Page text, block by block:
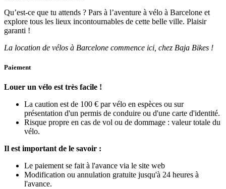
Qu’est-ce que tu attends ? Pars à l’aventure à vélo à Barcelone et
explore tous les lieux incontournables de cette belle ville. Plaisir
garanti !
La location de vélos à Barcelone commence ici, chez Baja Bikes !
Paiement
Louer un vélo est très facile !
La caution est de 100 € par vélo en espèces ou sur
présentation d'un permis de conduire ou d'une carte d'identité.
Risque propre en cas de vol ou de dommage : valeur totale du
vélo.
Il est important de le savoir :
Le paiement se fait à l'avance via le site web
Modification ou annulation gratuite jusqu'à 24 heures à
l'avance.